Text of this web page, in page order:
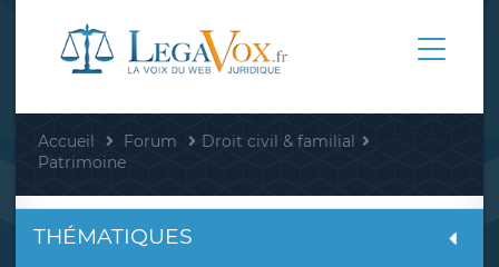
Accueil Forum
Droit civil & familial
Patrimoine
THÉMATIQUES